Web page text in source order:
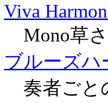
Viva
Mono草
ブルーズハ
奏者ごと